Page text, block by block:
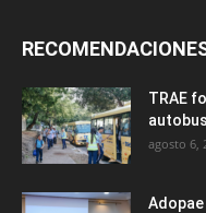
TRAE
agosto 6,